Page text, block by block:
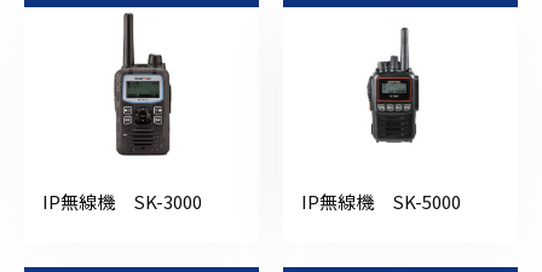
IP無線機 SK-3000 IP無線機 SK-5000